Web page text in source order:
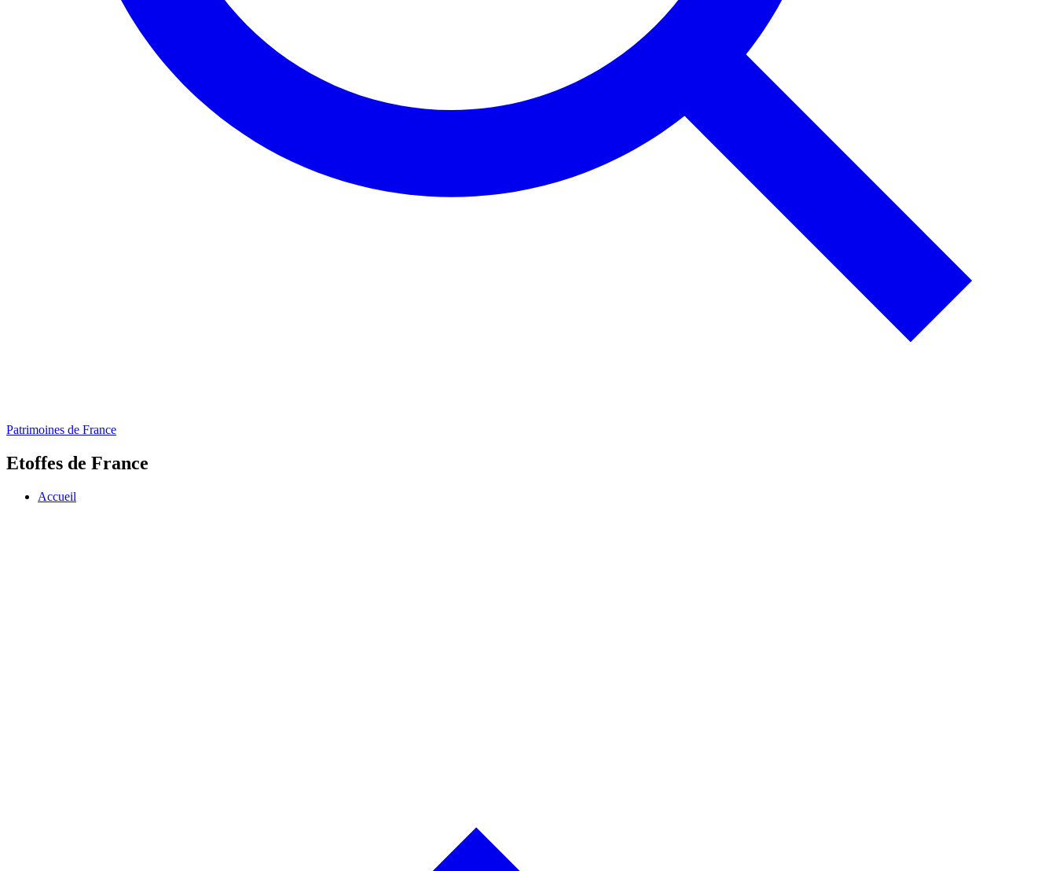
Patrimoines de France
Etoffes de France
Accueil